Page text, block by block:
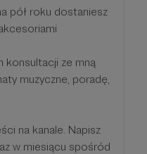
pół roku dostaniesz
konsultacji ze mną
muzyczne, poradę,
na kanale. Napisz
w miesiącu spośród